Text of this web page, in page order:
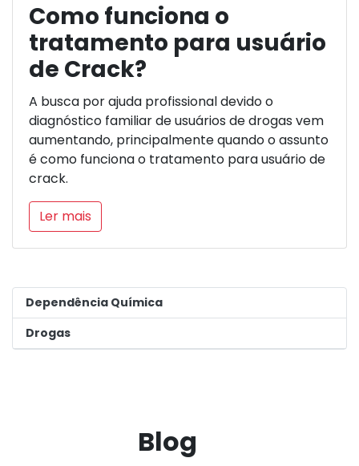
Como funciona o
tratamento para usuário
de Crack?
A busca por ajuda profissional devido o
diagnóstico familiar de usuários de drogas vem
aumentando, principalmente quando o assunto
é como funciona o tratamento para usuário de
crack.
Ler mais
Dependência Química
Drogas
Blog